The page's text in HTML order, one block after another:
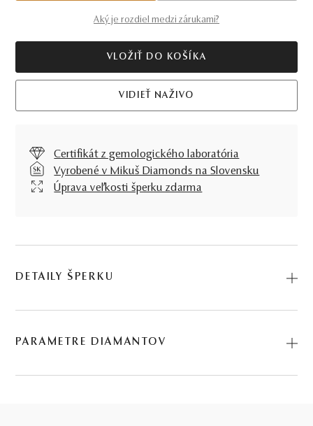
Aký je rozdiel medzi zárukami?
VLOŽIŤ DO KOŠÍKA
VIDIEŤ NAŽIVO
Certifikát z gemologického laboratória
Vyrobené v Mikuš Diamonds na Slovensku
Úprava veľkosti šperku zdarma
DETAILY ŠPERKU
použili prírodné materiály: biele zlato, čierny diamant,
PARAMETRE DIAMANTOV